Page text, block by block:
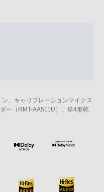
、キャリブレーションマイクス
ー（RMT-AA511U）、単4形乾